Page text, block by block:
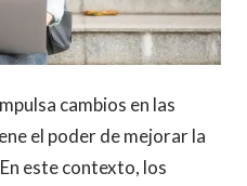
cambios en las
el poder de mejorar la
este contexto, los